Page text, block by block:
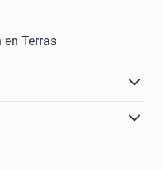
Terras